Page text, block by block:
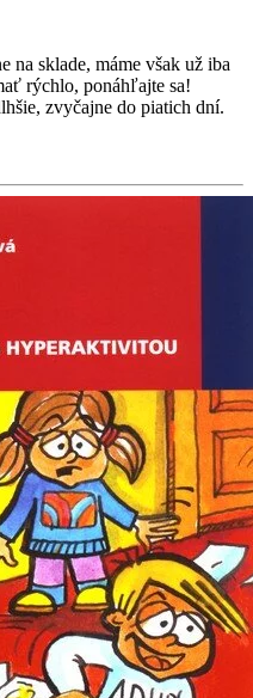
na sklade, máme však už iba
rýchlo, ponáhľajte sa!
zvyčajne do piatich dní.